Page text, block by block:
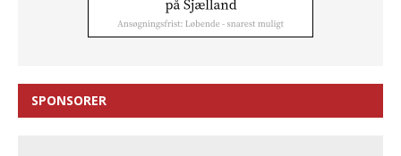
SPONSORER